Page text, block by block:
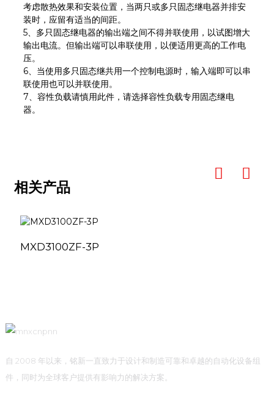
考虑散热效果和安装位置，当两只或多只固态继电器并排安
装时，应留有适当的间距。
5、多只固态继电器的输出端之间不得并联使用，以试图增大
输出电流。但输出端可以串联使用，以便适用更高的工作电
压。
6、当使用多只固态继共用一个控制电源时，输入端即可以串
联使用也可以并联使用。
7、容性负载请慎用此件，请选择容性负载专用固态继电
器。
相关产品
MXD3100ZF-3P
自 2008 年以来，铭新一直致力于设计和制造可靠和卓越的自动化设备组
件，同时为全球客户提供有影响力的解决方案。